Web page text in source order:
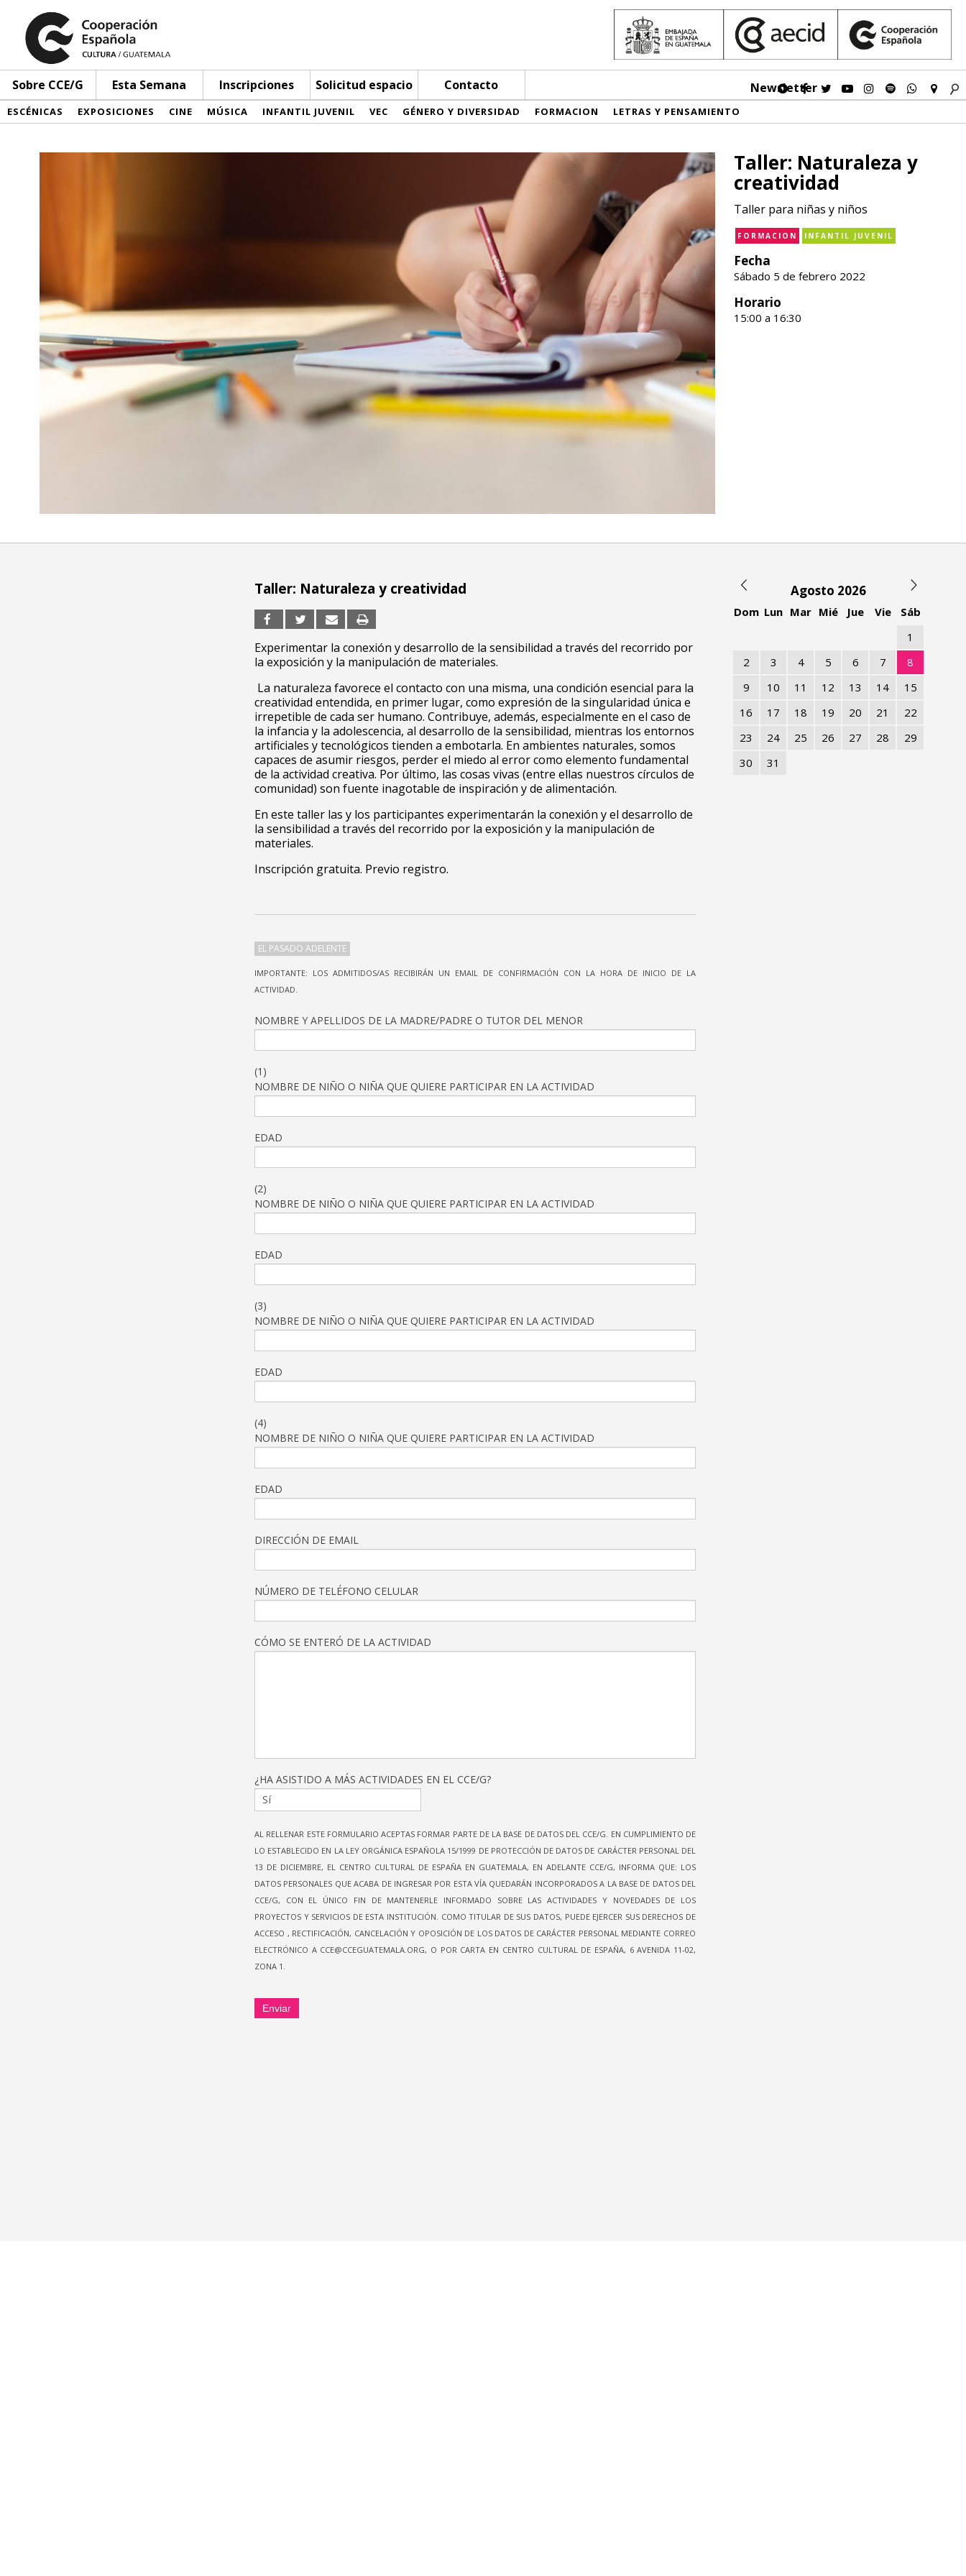
Sobre CCE/G Esta Semana Inscripciones Solicitud espacio Contacto Newsletter
ESCÉNICAS EXPOSICIONES CINE MÚSICA INFANTIL JUVENIL VEC GÉNERO Y DIVERSIDAD FORMACION LETRAS Y PENSAMIENTO
Taller: Naturaleza y
creatividad
Taller para niñas y niños
FORMACION INFANTIL JUVENIL
Fecha
Sábado 5 de febrero 2022
Horario
15:00 a 16:30
Taller: Naturaleza y creatividad
Experimentar la conexión y desarrollo de la sensibilidad a través del recorrido por
la exposición y la manipulación de materiales.
La naturaleza favorece el contacto con una misma, una condición esencial para la
creatividad entendida, en primer lugar, como expresión de la singularidad única e
irrepetible de cada ser humano. Contribuye, además, especialmente en el caso de
la infancia y la adolescencia, al desarrollo de la sensibilidad, mientras los entornos
artificiales y tecnológicos tienden a embotarla. En ambientes naturales, somos
capaces de asumir riesgos, perder el miedo al error como elemento fundamental
de la actividad creativa. Por último, las cosas vivas (entre ellas nuestros círculos de
comunidad) son fuente inagotable de inspiración y de alimentación.
En este taller las y los participantes experimentarán la conexión y el desarrollo de
la sensibilidad a través del recorrido por la exposición y la manipulación de
materiales.
Inscripción gratuita. Previo registro.
EL PASADO ADELENTE
IMPORTANTE: LOS ADMITIDOS/AS RECIBIRÁN UN EMAIL DE CONFIRMACIÓN CON LA HORA DE INICIO DE LA
ACTIVIDAD.
NOMBRE Y APELLIDOS DE LA MADRE/PADRE O TUTOR DEL MENOR
(1)
NOMBRE DE NIÑO O NIÑA QUE QUIERE PARTICIPAR EN LA ACTIVIDAD
EDAD
(2)
NOMBRE DE NIÑO O NIÑA QUE QUIERE PARTICIPAR EN LA ACTIVIDAD
EDAD
(3)
NOMBRE DE NIÑO O NIÑA QUE QUIERE PARTICIPAR EN LA ACTIVIDAD
EDAD
(4)
NOMBRE DE NIÑO O NIÑA QUE QUIERE PARTICIPAR EN LA ACTIVIDAD
EDAD
DIRECCIÓN DE EMAIL
NÚMERO DE TELÉFONO CELULAR
CÓMO SE ENTERÓ DE LA ACTIVIDAD
¿HA ASISTIDO A MÁS ACTIVIDADES EN EL CCE/G?
AL RELLENAR ESTE FORMULARIO ACEPTAS FORMAR PARTE DE LA BASE DE DATOS DEL CCE/G. EN CUMPLIMIENTO DE
LO ESTABLECIDO EN LA LEY ORGÁNICA ESPAÑOLA 15/1999 DE PROTECCIÓN DE DATOS DE CARÁCTER PERSONAL DEL
13 DE DICIEMBRE, EL CENTRO CULTURAL DE ESPAÑA EN GUATEMALA, EN ADELANTE CCE/G, INFORMA QUE: LOS
DATOS PERSONALES QUE ACABA DE INGRESAR POR ESTA VÍA QUEDARÁN INCORPORADOS A LA BASE DE DATOS DEL
CCE/G, CON EL ÚNICO FIN DE MANTENERLE INFORMADO SOBRE LAS ACTIVIDADES Y NOVEDADES DE LOS
PROYECTOS Y SERVICIOS DE ESTA INSTITUCIÓN. COMO TITULAR DE SUS DATOS, PUEDE EJERCER SUS DERECHOS DE
ACCESO , RECTIFICACIÓN, CANCELACIÓN Y OPOSICIÓN DE LOS DATOS DE CARÁCTER PERSONAL MEDIANTE CORREO
ELECTRÓNICO A CCE@CCEGUATEMALA.ORG, O POR CARTA EN CENTRO CULTURAL DE ESPAÑA, 6 AVENIDA 11-02,
ZONA 1.
Enviar
Agosto 2026
Dom Lun Mar Mié Jue Vie
Sáb
1
2
3 4 5 6 7
8
9
10 11 12 13 14
15
16
17 18 19 20 21
22
23
24 25 26 27 28
29
30
31